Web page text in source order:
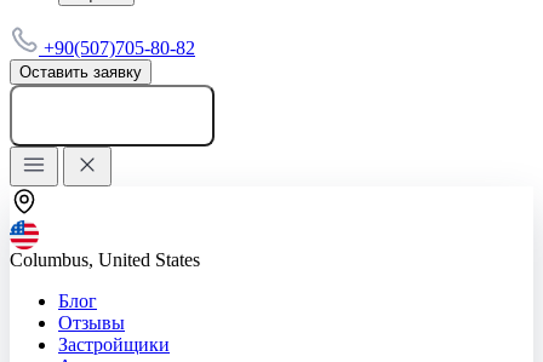
+90(507)705-80-82
Оставить заявку
Columbus, United States
Блог
Отзывы
Застройщики